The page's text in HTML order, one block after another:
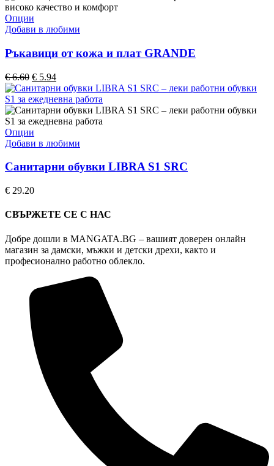
Опции
product
multiple
variants.
The
options
may
be
chosen
on
the
product
Добави в любими
Ръкавици от кожа и плат GRANDE
€6.60 Original
price
was:
€ 6.60.
€ 5.94Текущата
цена
е:
€ 5.94.
Опции
product
multiple
variants.
The
may
be
on
the
product
Добави в любими
Санитарни обувки LIBRA S1 SRC
€ 29.20
СВЪРЖЕТЕ СЕ С НАС
Добре дошли в MANGATA.BG – вашият доверен онлайн
магазин за дамски, мъжки и детски дрехи, както и
професионално работно облекло.